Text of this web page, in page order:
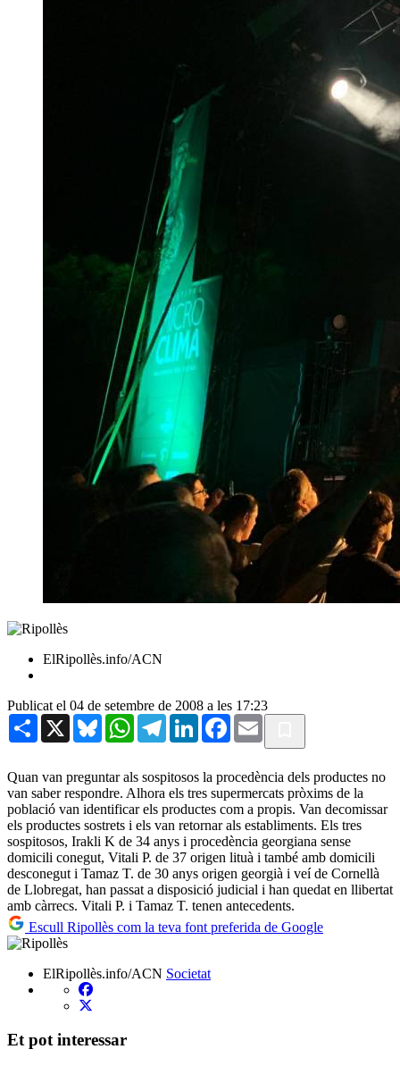
ElRipollès.info/ACN
Publicat el 04 de setembre de 2008 a les 17:23
Share X BlueskyWhatsAppTelegramLinkedInFacebook
Email
Quan van preguntar als sospitosos la procedència dels productes no
van saber respondre. Alhora els tres supermercats pròxims de la
població van identificar els productes com a propis. Van decomissar
els productes sostrets i els van retornar als establiments. Els tres
sospitosos, Irakli K de 34 anys i procedència georgiana sense
domicili conegut, Vitali P. de 37 origen lituà i també amb domicili
desconegut i Tamaz T. de 30 anys origen georgià i veí de Cornellà
de Llobregat, han passat a disposició judicial i han quedat en llibertat
amb càrrecs. Vitali P. i Tamaz T. tenen antecedents.
Escull Ripollès com la teva font preferida de Google
ElRipollès.info/ACN Societat
Et pot interessar